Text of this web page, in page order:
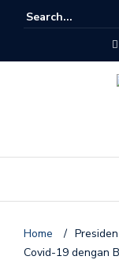
Home /
Covid-19 dengan